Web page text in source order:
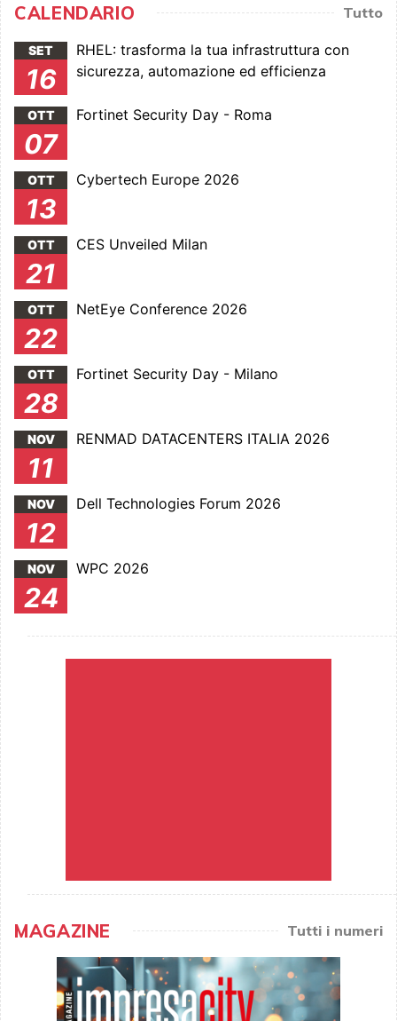
CALENDARIO Tutto
SET
16
RHEL: trasforma la tua infrastruttura con
sicurezza, automazione ed efficienza
OTT
07
Fortinet Security Day - Roma
OTT
13
Cybertech Europe 2026
OTT
21
CES Unveiled Milan
OTT
22
NetEye Conference 2026
OTT
28
Fortinet Security Day - Milano
NOV
11
RENMAD DATACENTERS ITALIA 2026
NOV
12
Dell Technologies Forum 2026
NOV
24
WPC 2026
MAGAZINE Tutti i numeri